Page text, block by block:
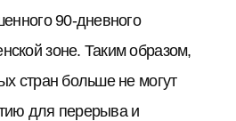
90-дневного
зоне. Таким образом,
стран больше не могут
для перерыва и